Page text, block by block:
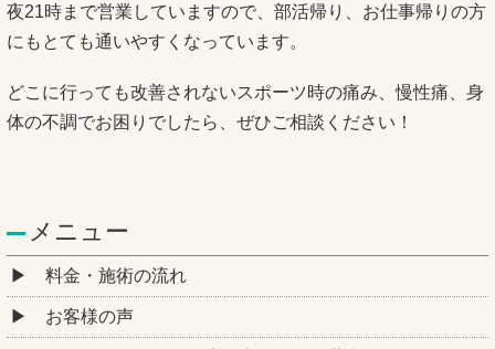
夜21時まで営業していますので、部活帰り、お仕事帰りの方
にもとても通いやすくなっています。
どこに行っても改善されないスポーツ時の痛み、慢性痛、身
体の不調でお困りでしたら、ぜひご相談ください！
メニュー
料金・施術の流れ
お客様の声